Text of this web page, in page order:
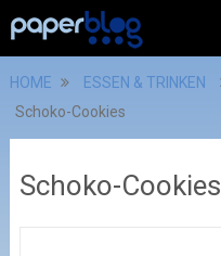
HOME ESSEN & TRINKEN
Schoko-Cookies
Schoko-Cookies